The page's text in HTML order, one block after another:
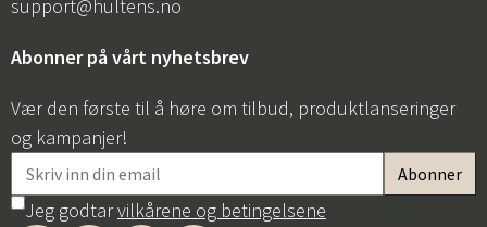
support@hultens.no
Abonner på vårt nyhetsbrev
Vær den første til å høre om tilbud, produktlanseringer
og kampanjer!
Jeg godtarvilkårene og betingelsene